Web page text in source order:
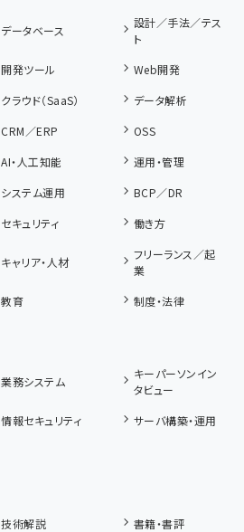
データベース
設計／手法／テス
ト
開発ツール
Web開発
クラウド（SaaS）
データ解析
CRM／ERP
OSS
AI・人工知能
運用・管理
システム運用
BCP／DR
セキュリティ 働き方
キャリア・人材
フリーランス／起
業
教育 制度・法律
業務システム
キーパーソンイン
タビュー
情報セキュリティ
サーバ構築・運用
技術解説
書籍・書評